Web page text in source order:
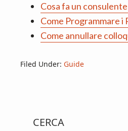
Cosa fa un
Come Programmare
Come annullare
Filed Under: Guide
Primary
CERCA